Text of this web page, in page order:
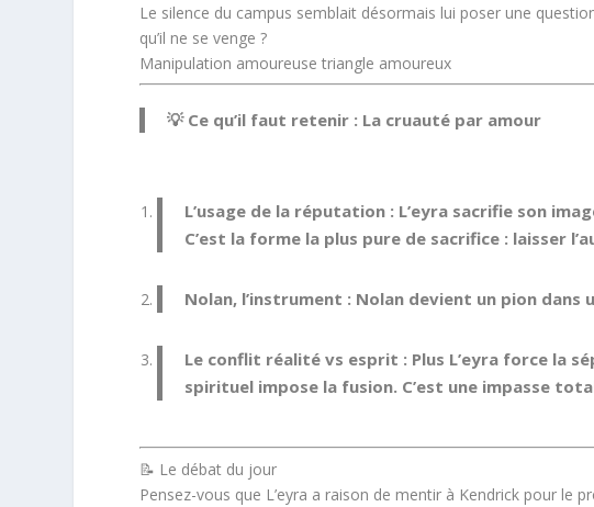
Le silence du campus semblait désormais lui poser une
qu’il ne se venge ?
Manipulation amoureuse triangle amoureux
💡 Ce qu’il faut retenir : La cruauté par amour
L’usage de la réputation : L’eyra sacrifie son
C’est la forme la plus pure de sacrifice : laisser
Nolan, l’instrument : Nolan devient un pion
Le conflit réalité vs esprit : Plus L’eyra force la
spirituel impose la fusion. C’est une impasse
📝 Le débat du jour
Pensez-vous que L’eyra a raison de mentir à Kendrick pour